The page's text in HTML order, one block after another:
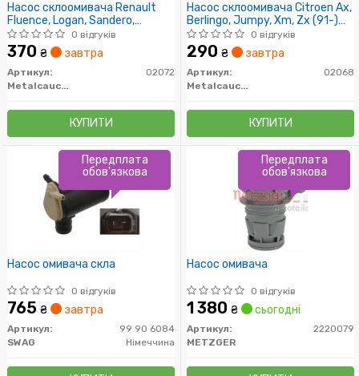
Насос склоомивача Renault
Fluence, Logan, Sandero,
Megane II, Trafic II/Citroen
Berlingo, Jumpy/Peugeot
Expert,Partner (02072)
Metalcaucho
0 відгуків
370 ₴ завтра
Артикул:
02072
Metalcaucho
КУПИТИ
Насос склоомивача Citroen Ax,
Berlingo, Jumpy, Xm, Zx (91-)
(02068) Metalcaucho
0 відгуків
290 ₴ завтра
Артикул:
02068
Metalcaucho
КУПИТИ
Насос омивача скла
0 відгуків
765 ₴ завтра
Артикул:
99 90 6084
SWAG
Німеччина
Передплата
обов'язкова
Насос омивача
0 відгуків
1 380 ₴ сьогодні
Артикул:
2220079
METZGER
Передплата
обов'язкова